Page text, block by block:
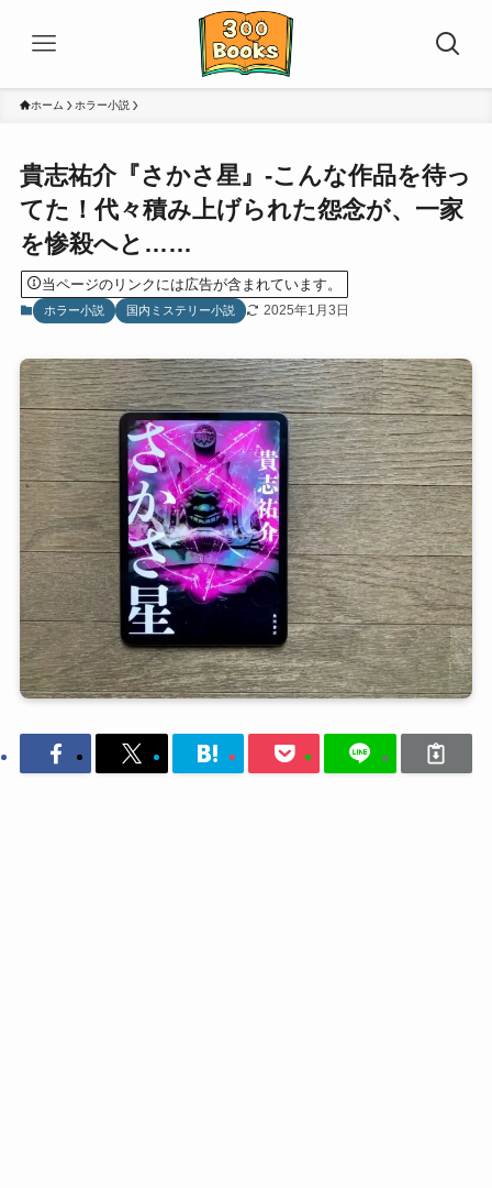
ホーム ホラー小説
貴志祐介『さかさ星』-こんな作品を待っ
てた！代々積み上げられた怨念が、一家
を惨殺へと……
当ページのリンクには広告が含まれています。
ホラー小説 国内ミステリー小説 2025年1月3日